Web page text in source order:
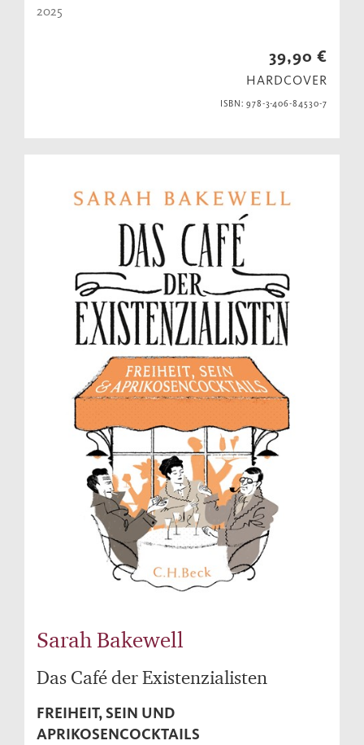
2025
39,90 €
HARDCOVER
ISBN: 978-3-406-84530-7
Sarah Bakewell
Das Café der Existenzialisten
FREIHEIT, SEIN UND
APRIKOSENCOCKTAILS